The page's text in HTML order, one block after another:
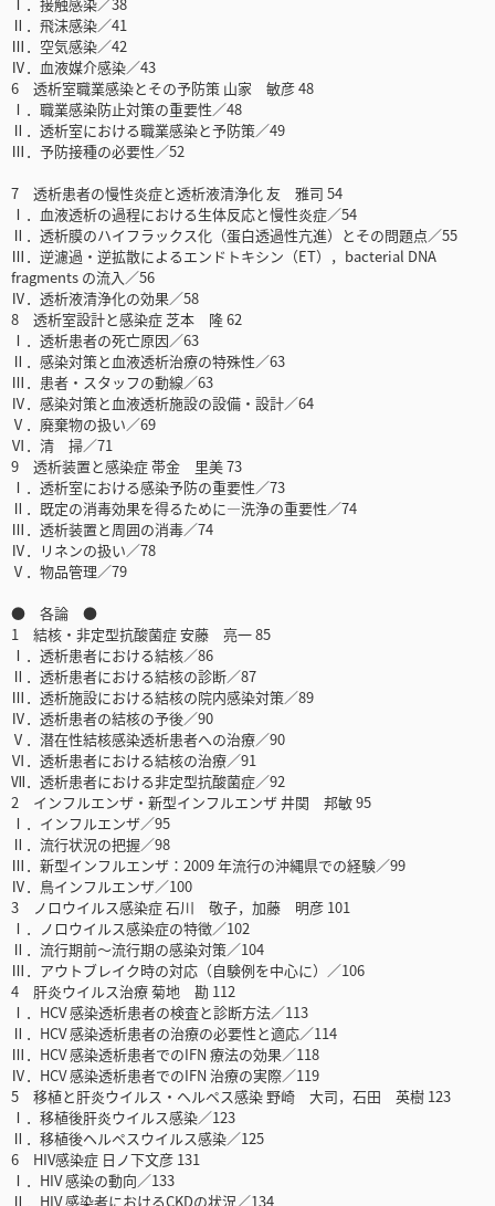
Ⅱ．飛沫感染／41
Ⅲ．空気感染／42
Ⅳ．血液媒介感染／43
6 透析室職業感染とその予防策 山家 敏彦 48
Ⅰ．職業感染防止対策の重要性／48
Ⅱ．透析室における職業感染と予防策／49
Ⅲ．予防接種の必要性／52
7 透析患者の慢性炎症と透析液清浄化 友 雅司 54
Ⅰ．血液透析の過程における生体反応と慢性炎症／54
Ⅱ．透析膜のハイフラックス化（蛋白透過性亢進）とその問題点／55
Ⅲ．逆濾過・逆拡散によるエンドトキシン（ET），bacterial DNA
fragments の流入／56
Ⅳ．透析液清浄化の効果／58
8 透析室設計と感染症 芝本 隆 62
Ⅰ．透析患者の死亡原因／63
Ⅱ．感染対策と血液透析治療の特殊性／63
Ⅲ．患者・スタッフの動線／63
Ⅳ．感染対策と血液透析施設の設備・設計／64
Ⅴ．廃棄物の扱い／69
Ⅵ．清 掃／71
9 透析装置と感染症 帯金 里美 73
Ⅰ．透析室における感染予防の重要性／73
Ⅱ．既定の消毒効果を得るために―洗浄の重要性／74
Ⅲ．透析装置と周囲の消毒／74
Ⅳ．リネンの扱い／78
Ⅴ．物品管理／79
● 各論 ●
1 結核・非定型抗酸菌症 安藤 亮一 85
Ⅰ．透析患者における結核／86
Ⅱ．透析患者における結核の診断／87
Ⅲ．透析施設における結核の院内感染対策／89
Ⅳ．透析患者の結核の予後／90
Ⅴ．潜在性結核感染透析患者への治療／90
Ⅵ．透析患者における結核の治療／91
Ⅶ．透析患者における非定型抗酸菌症／92
2 インフルエンザ・新型インフルエンザ 井関 邦敏 95
Ⅰ．インフルエンザ／95
Ⅱ．流行状況の把握／98
Ⅲ．新型インフルエンザ：2009 年流行の沖縄県での経験／99
Ⅳ．鳥インフルエンザ／100
3 ノロウイルス感染症 石川 敬子，加藤 明彦 101
Ⅰ．ノロウイルス感染症の特徴／102
Ⅱ．流行期前～流行期の感染対策／104
Ⅲ．アウトブレイク時の対応（自験例を中心に）／106
4 肝炎ウイルス治療 菊地 勘 112
Ⅰ．HCV 感染透析患者の検査と診断方法／113
Ⅱ．HCV 感染透析患者の治療の必要性と適応／114
Ⅲ．HCV 感染透析患者でのIFN 療法の効果／118
Ⅳ．HCV 感染透析患者でのIFN 治療の実際／119
5 移植と肝炎ウイルス・ヘルペス感染 野崎 大司，石田 英樹 123
Ⅰ．移植後肝炎ウイルス感染／123
Ⅱ．移植後ヘルペスウイルス感染／125
6 HIV感染症 日ノ下文彦 131
Ⅰ．HIV 感染の動向／133
Ⅱ．HIV 感染者におけるCKDの状況／134